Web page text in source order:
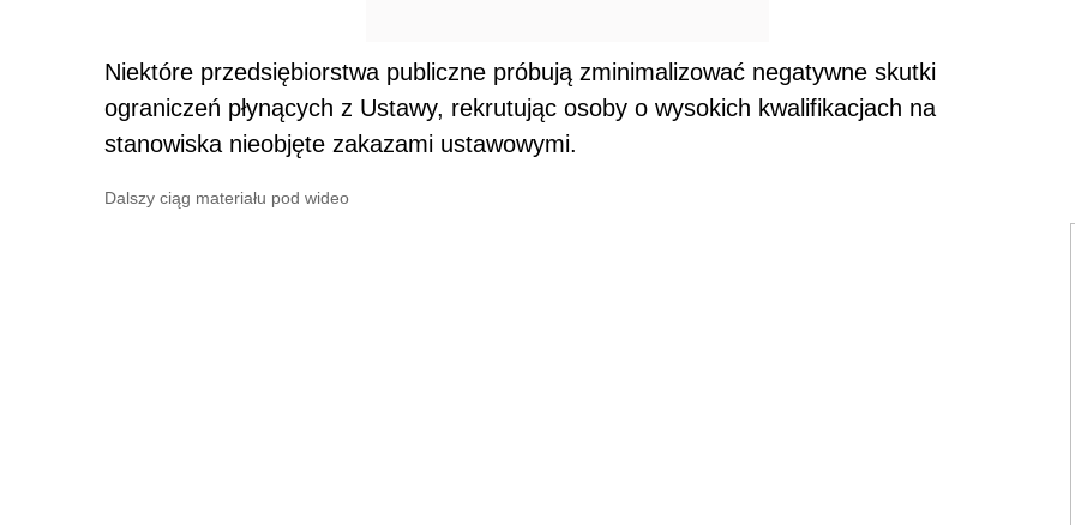
Niektóre przedsiębiorstwa publiczne próbują zminimalizować negatywne skutki
ograniczeń płynących z Ustawy, rekrutując osoby o wysokich kwalifikacjach na
stanowiska nieobjęte zakazami ustawowymi.
Dalszy ciąg materiału pod wideo